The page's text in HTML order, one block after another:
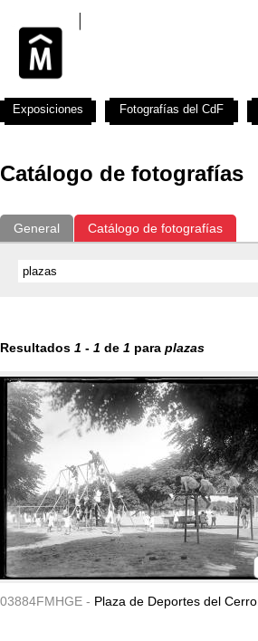
Catálogo de fotografías
General Catálogo de fotografías
Resultados 1 - 1 de 1 para plazas
03884FMHGE - Plaza de Deportes del Cerro.
Exposiciones Fotografías del CdF